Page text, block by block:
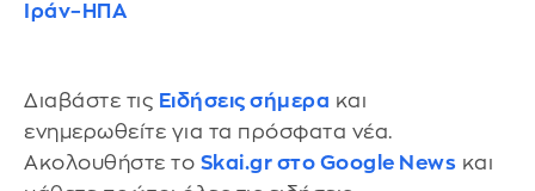
Ιράν–ΗΠΑ
Διαβάστε τις Ειδήσεις σήμερα και
ενημερωθείτε για τα πρόσφατα νέα.
Ακολουθήστε το Skai.gr στο Google News και